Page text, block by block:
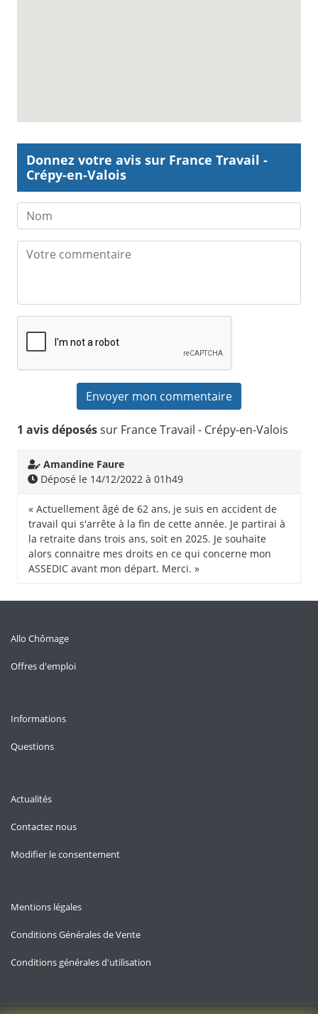
Donnez votre avis sur France Travail -
Crépy-en-Valois
1 avis déposéssur France Travail - Crépy-en-Valois
Amandine Faure
Déposé le 14/12/2022 à 01h49
« Actuellement âgé de 62 ans, je suis en accident de
travail qui s'arrête à la fin de cette année. Je partirai à
la retraite dans trois ans, soit en 2025. Je souhaite
alors connaitre mes droits en ce qui concerne mon
ASSEDIC avant mon départ. Merci. »
Allo Chômage
Offres d'emploi
Informations
Questions
Actualités
Contactez nous
Modifier le consentement
Mentions légales
Conditions Générales de Vente
Conditions générales d'utilisation